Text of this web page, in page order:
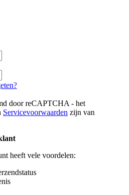
door reCAPTCHA - het
Servicevoorwaarden zijn van
heeft vele voordelen: